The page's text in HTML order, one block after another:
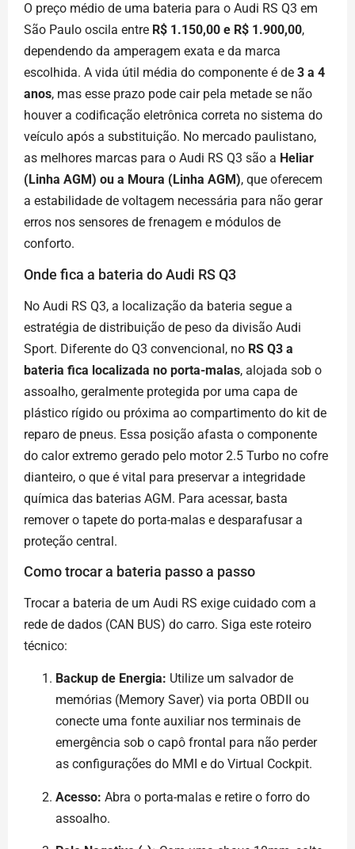
O preço médio de uma bateria para o Audi RS Q3 em
São Paulo oscila entre R$ 1.150,00 e R$ 1.900,00,
dependendo da amperagem exata e da marca
escolhida. A vida útil média do componente é de 3 a 4
anos, mas esse prazo pode cair pela metade se não
houver a codificação eletrônica correta no sistema do
veículo após a substituição. No mercado paulistano,
as melhores marcas para o Audi RS Q3 são a Heliar
(Linha AGM) ou a Moura (Linha AGM), que oferecem
a estabilidade de voltagem necessária para não gerar
erros nos sensores de frenagem e módulos de
conforto.
Onde fica a bateria do Audi RS Q3
No Audi RS Q3, a localização da bateria segue a
estratégia de distribuição de peso da divisão Audi
Sport. Diferente do Q3 convencional, no RS Q3 a
bateria fica localizada no porta-malas, alojada sob o
assoalho, geralmente protegida por uma capa de
plástico rígido ou próxima ao compartimento do kit de
reparo de pneus. Essa posição afasta o componente
do calor extremo gerado pelo motor 2.5 Turbo no cofre
dianteiro, o que é vital para preservar a integridade
química das baterias AGM. Para acessar, basta
remover o tapete do porta-malas e desparafusar a
proteção central.
Como trocar a bateria passo a passo
Trocar a bateria de um Audi RS exige cuidado com a
rede de dados (CAN BUS) do carro. Siga este roteiro
técnico:
Backup de Energia: Utilize um salvador de
memórias (Memory Saver) via porta OBDII ou
conecte uma fonte auxiliar nos terminais de
emergência sob o capô frontal para não perder
as configurações do MMI e do Virtual Cockpit.
Acesso: Abra o porta-malas e retire o forro do
assoalho.